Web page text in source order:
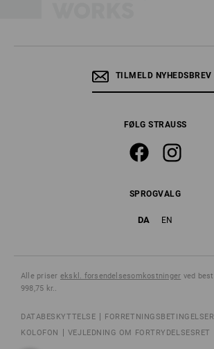
TILMELD NYHEDSBREV
FØLG STRAUSS
SPROGVALG
DA EN
Alle priser ekskl. forsendelsesomkostninger ved
998,75 kr..
DATABESKYTTELSE
FORRETNINGSBETINGELSER
KOLOFON
VEJLEDNING OM FORTRYDELSESRET